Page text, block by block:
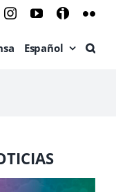
InstagramYouTube
Ivoox
Español